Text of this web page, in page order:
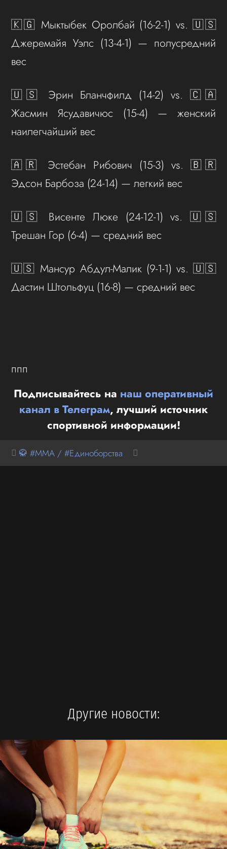
🇰🇬 Мыктыбек Оролбай (16-2-1) vs. 🇺🇸
Джеремайя Уэлс (13-4-1) — полусредний
вес
🇺🇸 Эрин Бланчфилд (14-2) vs. 🇨🇦
Жасмин Ясудавичюс (15-4) — женский
наилегчайший вес
🇦🇷 Эстебан Рибович (15-3) vs. 🇧🇷
Эдсон Барбоза (24-14) — легкий вес
🇺🇸 Висенте Люке (24-12-1) vs. 🇺🇸
Трешан Гор (6-4) — средний вес
🇺🇸 Мансур Абдул-Малик (9-1-1) vs. 🇺🇸
Дастин Штольфуц (16-8) — средний вес
ппп
Подписывайтесь на наш оперативный
канал в Телеграм, лучший источник
спортивной информации!
🥋 #MMA / #Единоборства
Другие новости: